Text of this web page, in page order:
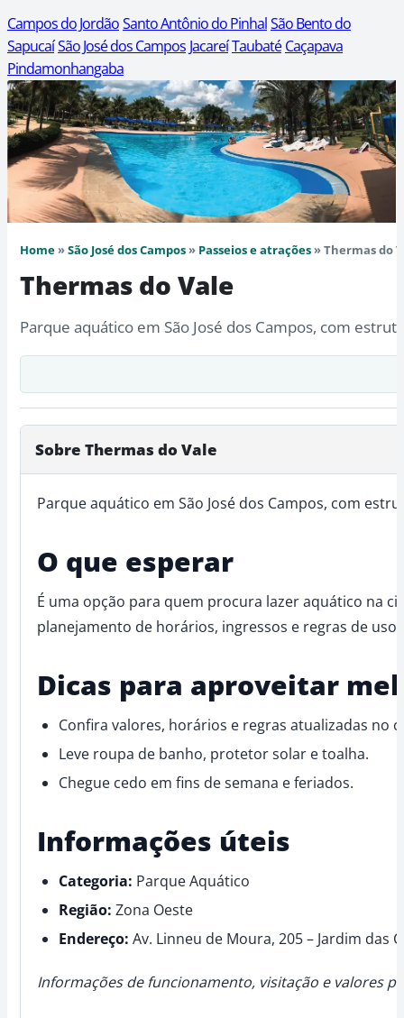
Campos do JordãoSanto Antônio do PinhalSão Bento do
SapucaíSão José dos Campos JacareíTaubaté Caçapava
Pindamonhangaba
Home»São José dos Campos» Passeios e atrações» Thermas do
Thermas do Vale
Parque aquático em São José dos Campos, com
Sobre Thermas do Vale
Parque aquático em São José dos Campos, com
O que esperar
É uma opção para quem procura lazer aquático na
planejamento de horários, ingressos e regras de uso.
Dicas para aproveitar
Confira valores, horários e regras atualizadas no
Leve roupa de banho, protetor solar e toalha.
Chegue cedo em fins de semana e feriados.
Informações úteis
Categoria: Parque Aquático
Região: Zona Oeste
Endereço: Av. Linneu de Moura, 205 – Jardim das
Informações de funcionamento, visitação e valores